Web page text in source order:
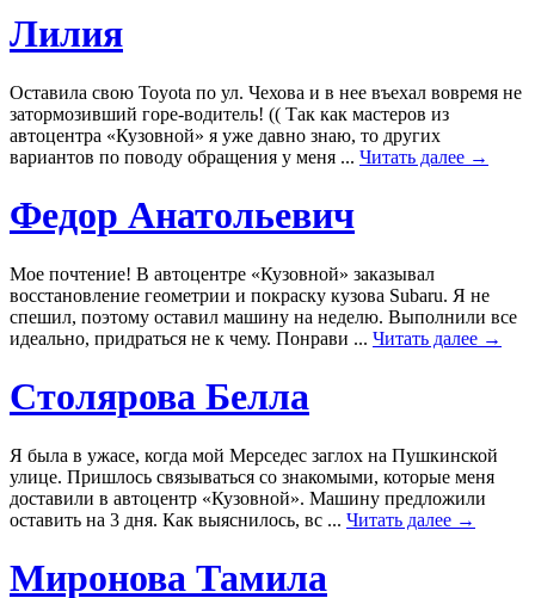
Лилия
Оставила свою Toyota по ул. Чехова и в нее въехал вовремя не
затормозивший горе-водитель! (( Так как мастеров из
автоцентра «Кузовной» я уже давно знаю, то других
вариантов по поводу обращения у меня ... Читать далее →
Федор Анатольевич
Мое почтение! В автоцентре «Кузовной» заказывал
восстановление геометрии и покраску кузова Subaru. Я не
спешил, поэтому оставил машину на неделю. Выполнили все
идеально, придраться не к чему. Понрави ... Читать далее →
Столярова Белла
Я была в ужасе, когда мой Мерседес заглох на Пушкинской
улице. Пришлось связываться со знакомыми, которые меня
доставили в автоцентр «Кузовной». Машину предложили
оставить на 3 дня. Как выяснилось, вс ... Читать далее →
Миронова Тамила